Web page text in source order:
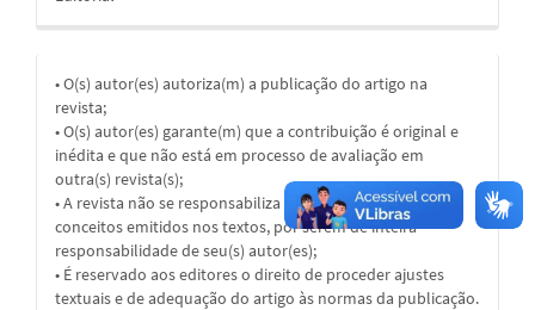
• O(s) autor(es) autoriza(m) a publicação do artigo na
revista;
• O(s) autor(es) garante(m) que a contribuição é original e
inédita e que não está em processo de avaliação em
outra(s) revista(s);
• A revista não se responsabiliza pelas opiniões, ideias e
conceitos emitidos nos textos, por serem de inteira
responsabilidade de seu(s) autor(es);
• É reservado aos editores o direito de proceder ajustes
textuais e de adequação do artigo às normas da publicação.